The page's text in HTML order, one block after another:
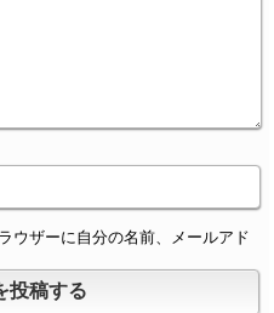
ウザーに自分の名前、メールアド